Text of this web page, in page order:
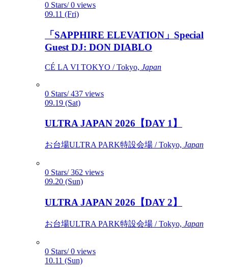
0 Stars/ 0 views
09.11 (Fri)
「SAPPHIRE ELEVATION」Special
Guest DJ: DON DIABLO
CÉ LA VI TOKYO / Tokyo, Japan
0 Stars/ 437 views
09.19 (Sat)
ULTRA JAPAN 2026【DAY 1】
お台場ULTRA PARK特設会場 / Tokyo, Japan
0 Stars/ 362 views
09.20 (Sun)
ULTRA JAPAN 2026【DAY 2】
お台場ULTRA PARK特設会場 / Tokyo, Japan
0 Stars/ 0 views
10.11 (Sun)